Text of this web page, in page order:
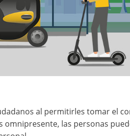
al permitirles tomar el
omnipresente, las personas